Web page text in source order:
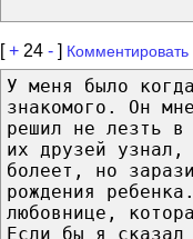
[+ 24 - ]
У меня было
знакомого. Он
решил не лезть в
их друзей
болеет, но
рождения
любовнице,
Если бы я сказал